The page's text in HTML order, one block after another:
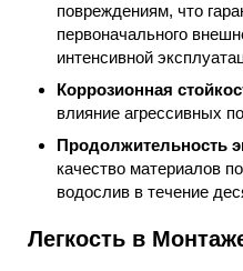
повреждениям, что
первоначального
интенсивной
Коррозионная
влияние агрессивных
Продолжительность
качество материалов
водослив в течение
Легкость в